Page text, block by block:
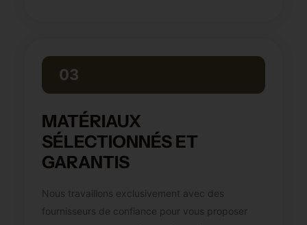
03
MATÉRIAUX
SÉLECTIONNÉS ET
GARANTIS
Nous travaillons exclusivement avec des
fournisseurs de confiance pour vous proposer